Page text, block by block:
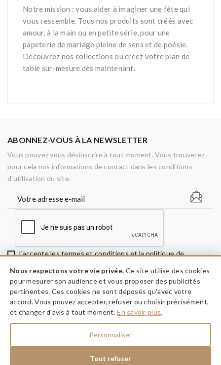
Notre mission : vous aider à imaginer une fête qui
vous ressemble. Tous nos produits sont créés avec
amour, à la main ou en petite série, pour une
papeterie de mariage pleine de sens et de poésie.
Découvrez nos collections ou créez votre plan de
table sur-mesure dès maintenant.
ABONNEZ-VOUS À LA NEWSLETTER
Vous pouvez vous désinscrire à tout moment. Vous trouverez
pour cela nos informations de contact dans les conditions
d'utilisation du site.
J'accepte les termes et conditions et la politique de
INFORMATIONS keyboard_arrow_down
A PROPOS keyboard_arrow_down
keyboard_arrow_down
Nous respectons votre vie privée. Ce site utilise des cookies
pour mesurer son audience et vous proposer des publicités
pertinentes. Ces cookies ne sont déposés qu'avec votre
accord. Vous pouvez accepter, refuser ou choisir précisément,
et changer d'avis à tout moment.En savoir plus.
Personnaliser
Tout refuser